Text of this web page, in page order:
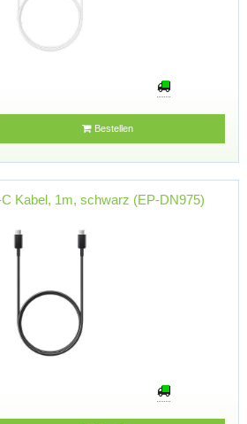
Bestellen
Kabel, 1m, schwarz (EP-DN975)